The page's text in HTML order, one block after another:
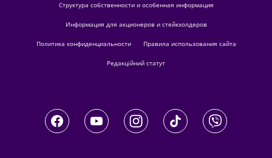
Структура собственности и особенная информация
Информация для акционеров и стейкхолдеров
Политика конфиденциальности Правила использования сайта
Редакційний статут